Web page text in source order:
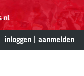
inloggen aanmelden